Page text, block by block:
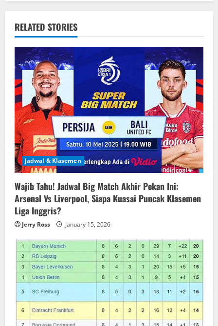
v
i
g
a
t
i
o
n
RELATED STORIES
Jadwal & Klasemen
Wajib Tahu! Jadwal Big Match Akhir Pekan Ini:
Arsenal Vs Liverpool, Siapa Kuasai Puncak Klasemen
Liga Inggris?
Jerry Ross January 15, 2026